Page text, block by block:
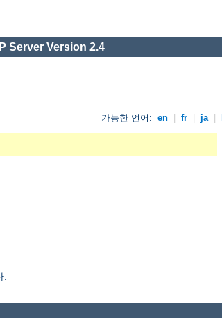
Server Version 2.4
가능한 언어: en fr ja
.